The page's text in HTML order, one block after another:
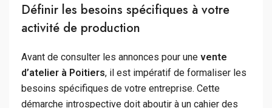
Définir les besoins spécifiques à votre
activité de production
Avant de consulter les annonces pour une vente
d’atelier à Poitiers, il est impératif de formaliser les
besoins spécifiques de votre entreprise. Cette
démarche introspective doit aboutir à un cahier des